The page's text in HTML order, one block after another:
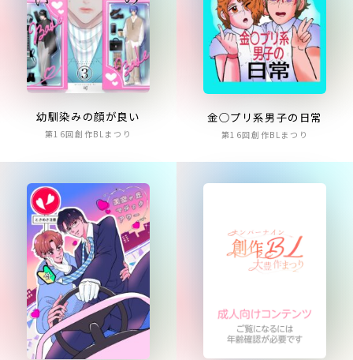
幼馴染みの顔が良い
第16回創作BLまつり
金○プリ系男子の日常
第16回創作BLまつり